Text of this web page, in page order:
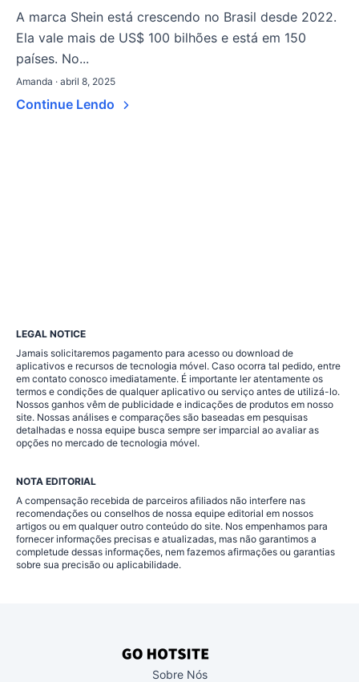
A marca Shein está crescendo no Brasil desde 2022.
Ela vale mais de US$ 100 bilhões e está em 150
países. No...
Amanda · abril 8, 2025
Continue Lendo
LEGAL NOTICE
Jamais solicitaremos pagamento para acesso ou download de
aplicativos e recursos de tecnologia móvel. Caso ocorra tal pedido, entre
em contato conosco imediatamente. É importante ler atentamente os
termos e condições de qualquer aplicativo ou serviço antes de utilizá-lo.
Nossos ganhos vêm de publicidade e indicações de produtos em nosso
site. Nossas análises e comparações são baseadas em pesquisas
detalhadas e nossa equipe busca sempre ser imparcial ao avaliar as
opções no mercado de tecnologia móvel.
NOTA EDITORIAL
A compensação recebida de parceiros afiliados não interfere nas
recomendações ou conselhos de nossa equipe editorial em nossos
artigos ou em qualquer outro conteúdo do site. Nos empenhamos para
fornecer informações precisas e atualizadas, mas não garantimos a
completude dessas informações, nem fazemos afirmações ou garantias
sobre sua precisão ou aplicabilidade.
Sobre Nós